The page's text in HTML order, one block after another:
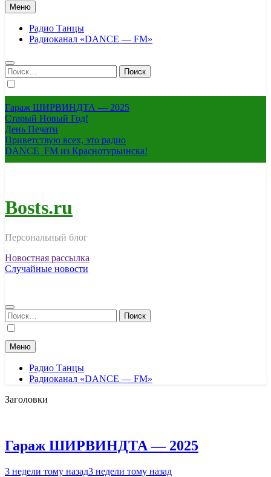
Меню
Радио Танцы
Радиоканал «DANCE — FM»
Найти:
Гараж ШИРВИНДТА — 2025
Старый Новый Год!
День Печати
Приветствую всех, это радио
DANCE_FM из Краснотурьинска!
Bosts.ru
Персональный блог
Новостная рассылка
Случайные новости
Найти:
Меню
Радио Танцы
Радиоканал «DANCE — FM»
Заголовки
Гараж ШИРВИНДТА — 2025
3 недели тому назад3 недели тому назад